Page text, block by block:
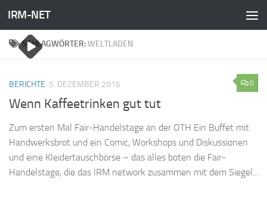
Zum Inhalt springen
IRM-NET
SCHLAGWÖRTER:WELTLADEN
0
BERICHTE 5. DEZEMBER 2016
Wenn Kaffeetrinken gut tut
Zum ersten Mal Fair-Handelstage an der OTH Ein Buffet mit
Handwerksbrot und ein Comic, Workshops und Diskussionen
und eine Kleidertauschbörse – das alles boten die Fair-
Handelstage, die das IRM network zusammen mit dem Siegel...